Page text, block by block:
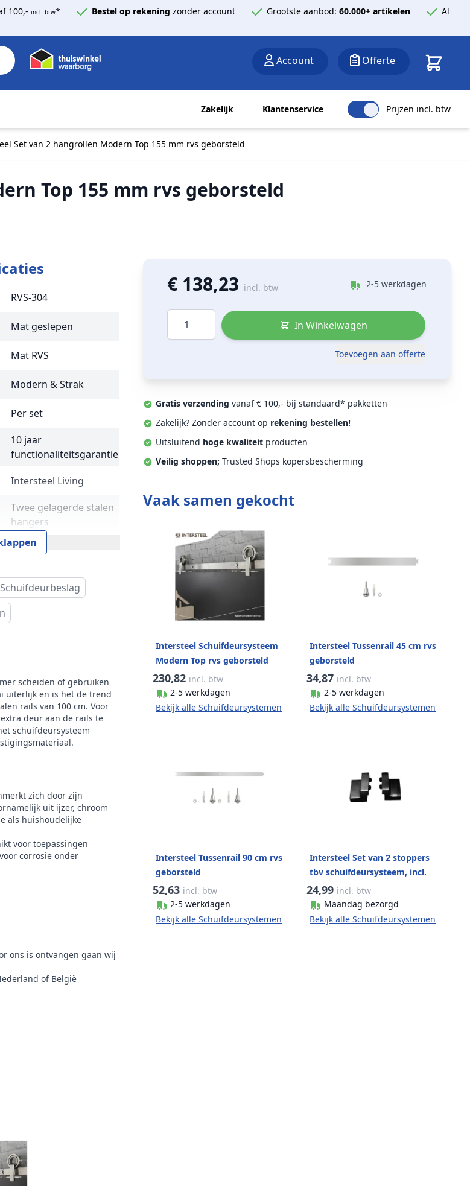
100,- incl. btw* Bestel op rekening zonder account Grootste aanbod: 60.000+ artikelen
Al
Zoek
Account Offerte
Zakelijk Klantenservice Prijzen incl. btw
Set van 2 hangrollen Modern Top 155 mm rvs geborsteld
Top 155 mm rvs geborsteld
RVS-304
Mat geslepen
Mat RVS
Modern & Strak
Per set
10 jaar
functionaliteitsgarantie
Intersteel Living
Twee gelagerde stalen
hangers
Intersteel
Schuifdeurbeslag
scheiden of gebruiken
uiterlijk en is het de trend
rails van 100 cm. Voor
deur aan de rails te
schuifdeursysteem
zich door zijn
uit ijzer, chroom
als huishoudelijke
voor toepassingen
corrosie onder
ons is ontvangen gaan wij
of België
€ 138,23 incl. btw 2-5 werkdagen
Aantal
In Winkelwagen
Toevoegen aan offerte
Gratis verzending vanaf € 100,- bij standaard* pakketten
Zakelijk? Zonder account op rekening bestellen!
Uitsluitend hoge kwaliteit producten
Veilig shoppen; Trusted Shops kopersbescherming
Vaak samen gekocht
Intersteel Schuifdeursysteem
Modern Top rvs geborsteld
230,82 incl. btw
2-5 werkdagen
Bekijk alle Schuifdeursystemen
Intersteel Tussenrail 45 cm rvs
geborsteld
34,87 incl. btw
2-5 werkdagen
Bekijk alle Schuifdeursystemen
Intersteel Tussenrail 90 cm rvs
geborsteld
52,63 incl. btw
2-5 werkdagen
Bekijk alle Schuifdeursystemen
Intersteel Set van 2 stoppers
tbv schuifdeursysteem, incl.
bevestiging, mat zwart
24,99 incl. btw
Maandag bezorgd
Bekijk alle Schuifdeursystemen